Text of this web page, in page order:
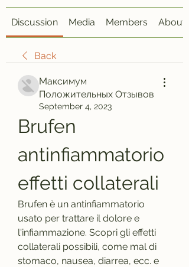
Discussion Media Members About
Back
Максимум
Положительных Отзывов
September 4, 2023
Brufen
antinfiammatorio
effetti collaterali
Brufen è un antinfiammatorio
usato per trattare il dolore e
l'infiammazione. Scopri gli effetti
collaterali possibili, come mal di
stomaco, nausea, diarrea, ecc. e